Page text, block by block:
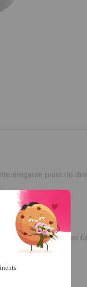
élégante paire de
pour les pieds bien